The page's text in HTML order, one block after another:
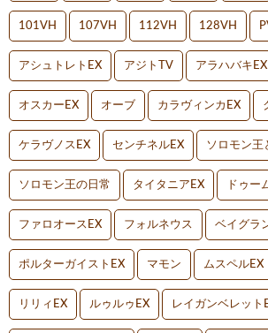
101VH 107VH 112VH 128VH
アシュトレトEX アジトTV アラハバキEX
オスカーEX オーブ カラヴィンカEX
ケラヴノスEX センチネルEX ソロモン王
ソロモン王の日常 タイタニアEX ドゥー
ファロオースEX フォルネウス ベイグラ
ポルターガイストEX マモン ムスペルEX
リリィEX ルゥルゥEX レイガンベレット